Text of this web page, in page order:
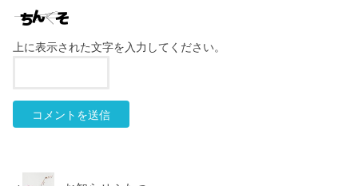
上に表示された文字を入力してください。